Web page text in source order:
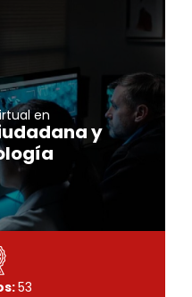
en
y
en
y
más
53